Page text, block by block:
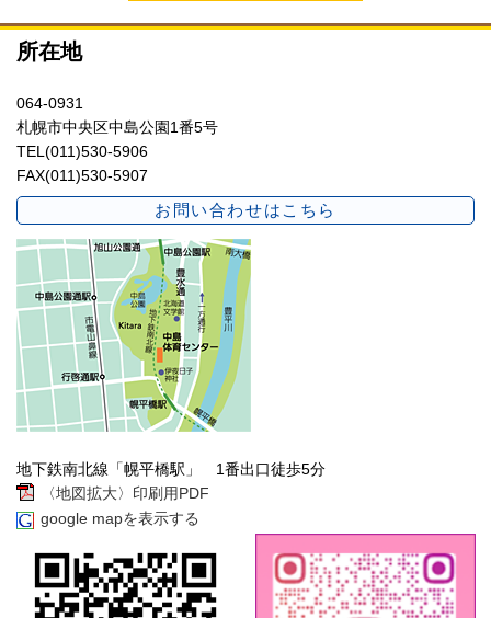
所在地
064-0931
札幌市中央区中島公園1番5号
TEL(011)530-5906
FAX(011)530-5907
お問い合わせはこちら
地下鉄南北線「幌平橋駅」 1番出口徒歩5分
〈地図拡大〉印刷用PDF
google mapを表示する